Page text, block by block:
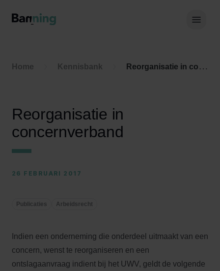
Home Kennisbank Reorganisatie in concernverband
Reorganisatie in
concernverband
26 FEBRUARI 2017
Publicaties Arbeidsrecht
Indien een onderneming die onderdeel uitmaakt van een
concern, wenst te reorganiseren en een
ontslagaanvraag indient bij het UWV, geldt de volgende